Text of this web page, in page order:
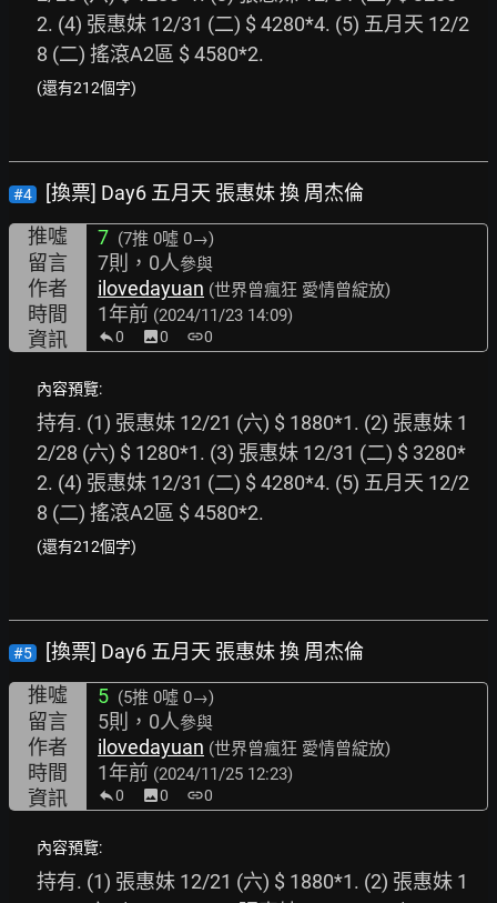
2. (4) 張惠妹 12/31 (二) $ 4280*4. (5) 五月天 12/2
8 (二) 搖滾A2區 $ 4580*2.
(還有212個字)
#4
[換票] Day6 五月天 張惠妹 換 周杰倫
推噓
7 (7推 0噓 0→)
留言 7則，0人參與
作者 ilovedayuan (世界曾瘋狂 愛情曾綻放)
時間 1年前 (2024/11/23 14:09)
資訊 0 image0 link0
內容預覽:
持有. (1) 張惠妹 12/21 (六) $ 1880*1. (2) 張惠妹 1
2/28 (六) $ 1280*1. (3) 張惠妹 12/31 (二) $ 3280*
2. (4) 張惠妹 12/31 (二) $ 4280*4. (5) 五月天 12/2
8 (二) 搖滾A2區 $ 4580*2.
(還有212個字)
#5
[換票] Day6 五月天 張惠妹 換 周杰倫
推噓
5 (5推 0噓 0→)
留言 5則，0人參與
作者 ilovedayuan (世界曾瘋狂 愛情曾綻放)
時間 1年前 (2024/11/25 12:23)
資訊 0 image0 link0
內容預覽:
持有. (1) 張惠妹 12/21 (六) $ 1880*1. (2) 張惠妹 1